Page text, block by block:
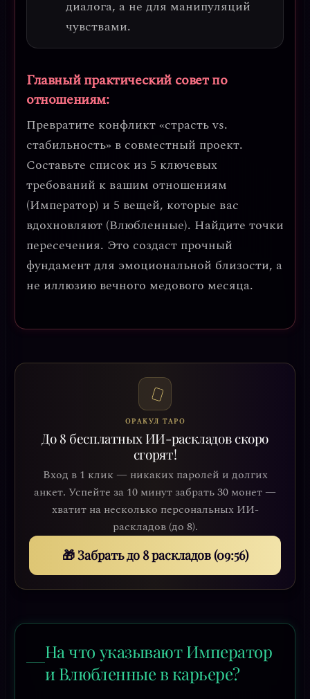
диалога, а не для манипуляций
чувствами.
Главный практический совет по
отношениям:
Превратите конфликт «страсть vs.
стабильность» в совместный проект.
Составьте список из 5 ключевых
требований к вашим отношениям
(Император) и 5 вещей, которые вас
вдохновляют (Влюбленные). Найдите точки
пересечения. Это создаст прочный
фундамент для эмоциональной близости, а
не иллюзию вечного медового месяца.
ОРАКУЛ ТАРО
До 8 бесплатных ИИ-раскладов скоро
сгорят!
Вход в 1 клик — никаких паролей и долгих
анкет. Успейте за 10 минут забрать 30 монет —
хватит на несколько персональных ИИ-
раскладов (до 8).
🎁 Забрать до 8 раскладов (09:53)
На что указывают Император
и Влюбленные в карьере?